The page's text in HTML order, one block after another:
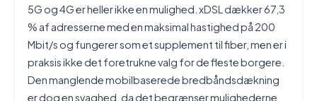
5G og 4G er heller ikke en mulighed. xDSL dækker 67,3
% af adresserne med en maksimal hastighed på 200
Mbit/s og fungerer som et supplement til fiber, men er i
praksis ikke det foretrukne valg for de fleste borgere.
Den manglende mobilbaserede bredbåndsdækning
er dog en svaghed, da det begrænser mulighederne